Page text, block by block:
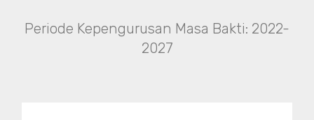
Periode Kepengurusan Masa Bakti: 2022-
2027